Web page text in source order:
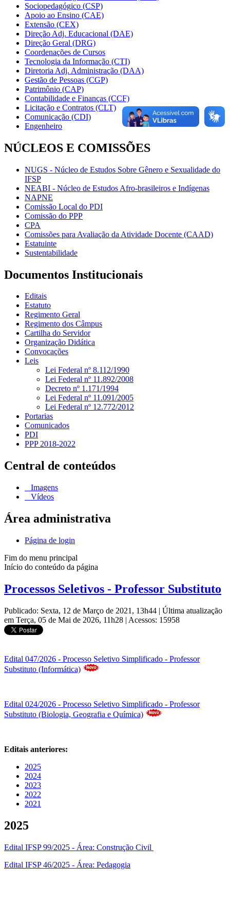
Sociopedagógico (CSP)
Apoio ao Ensino (CAE)
Extensão (CEX)
Direção Adj. Educacional (DAE)
Direção Geral (DRG)
Coordenações de Cursos
Tecnologia da Informação (CTI)
Diretoria Adj. Administração (DAA)
Gestão de Pessoas (CGP)
Patrimônio (CAP)
Contabilidade e Finanças (CCF)
Licitação e Contratos (CLT)
Comunicação (CDI)
Engenheiro
NÚCLEOS E COMISSÕES
NUGS - Núcleo de Estudos Sobre Gênero e Sexualidade do
IFSP
NEABI - Núcleo de Estudos Afro-brasileiros e Indígenas
NAPNE
Comissão Local do PDI
Comissão do PPP
CPA
Comissões para Avaliação da Atividade Docente (CAAD)
Estatuinte
Sustentabilidade
Documentos Institucionais
Editais
Estatuto
Regimento Geral
Regimento dos Câmpus
Cartilha do Servidor
Organização Didática
Convocações
Leis
Lei Federal nº 8.112/1990
Lei Federal nº 11.892/2008
Decreto nº 1.171/1994
Lei Federal nº 11.091/2005
Lei Federal nº 12.772/2012
Portarias
Comunicados
PDI
PPP 2018-2022
Central de conteúdos
Imagens
Vídeos
Área administrativa
Página de login
Fim do menu principal
Início do conteúdo da página
Processos Seletivos - Professor Substituto
Publicado: Sexta, 12 de Março de 2021, 13h44 | Última atualização
em Terça, 05 de Mai de 2026, 11h28 | Acessos: 15958
Edital 047/2026 - Processo Seletivo Simplificado - Professor
Substituto (Informática)
Edital 024/2026 - Processo Seletivo Simplificado - Professor
Substituto (Biologia, Geografia e Química)
Editais anteriores:
2025
2024
2023
2022
2021
2025
Edital IFSP 99/2025 - Área: Construção Civil
Edital IFSP 46/2025 - Área: Pedagogia